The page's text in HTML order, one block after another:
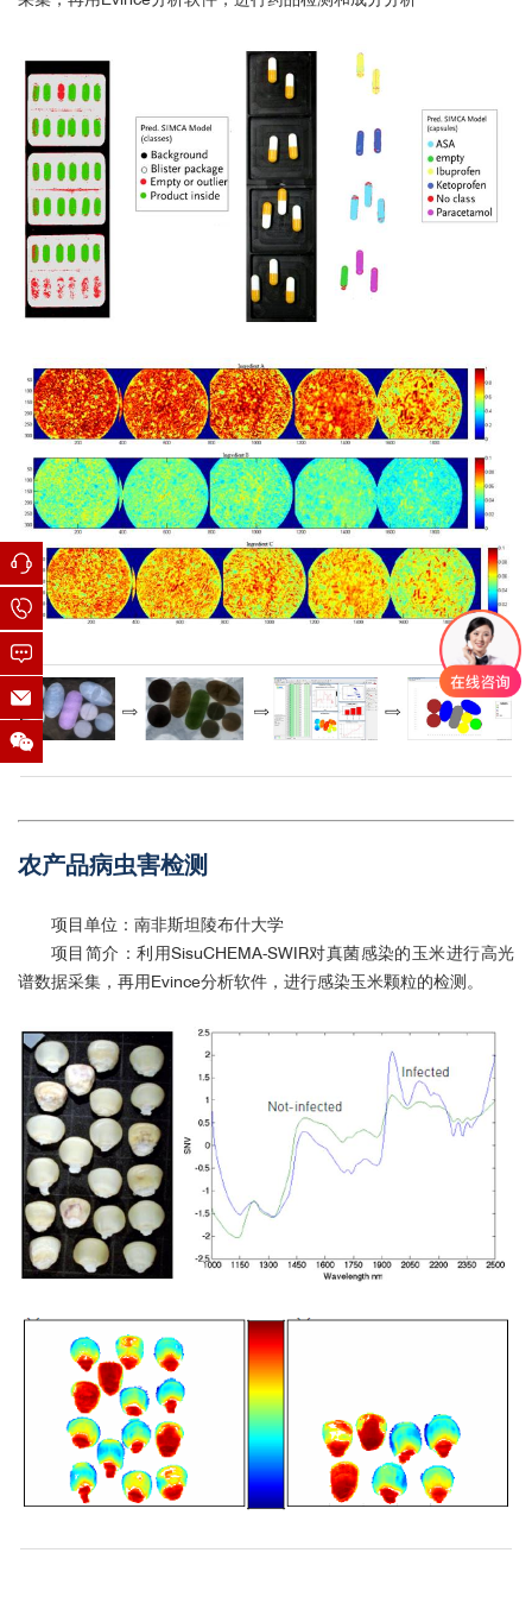
农产品病虫害检测
项目单位：南非斯坦陵布什大学
项目简介：利用SisuCHEMA-SWIR对真菌感染的玉米进行高光
谱数据采集，再用Evince分析软件，进行感染玉米颗粒的检测。
1 1 1
2